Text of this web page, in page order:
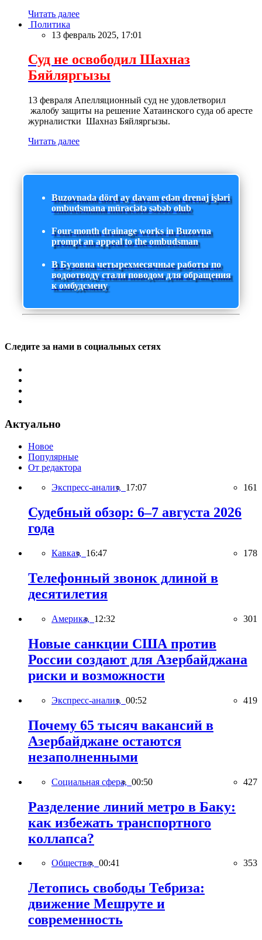
Читать далее
Политика
13 февраль 2025, 17:01
Суд не освободил Шахназ
Бяйляргызы
13 февраля Апелляционный суд не удовлетворил
жалобу защиты на решение Хатаинского суда об аресте
журналистки Шахназ Бяйляргызы.
Читать далее
Buzovnada dörd ay davam edən drenaj işləri
ombudsmana müraciətə səbəb olub
Four-month drainage works in Buzovna
prompt an appeal to the ombudsman
В Бузовна четырехмесячные работы по
водоотводу стали поводом для обращения
к омбудсмену
Следите за нами в социальных сетях
Актуально
Новое
Популярные
От редактора
Экспресс-анализ, 17:07 161
Судебный обзор: 6–7 августа 2026
года
Кавказ, 16:47 178
Телефонный звонок длиной в
десятилетия
Америка, 12:32 301
Новые санкции США против
России создают для Азербайджана
риски и возможности
Экспресс-анализ, 00:52 419
Почему 65 тысяч вакансий в
Азербайджане остаются
незаполненными
Социальная сфера, 00:50 427
Разделение линий метро в Баку:
как избежать транспортного
коллапса?
Общество, 00:41 353
Летопись свободы Тебриза:
движение Мешруте и
современность